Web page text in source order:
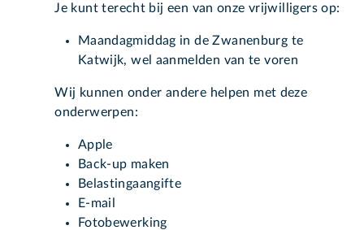
Je kunt terecht bij een van onze vrijwilligers op:
Maandagmiddag in de Zwanenburg te
Katwijk, wel aanmelden van te voren
Wij kunnen onder andere helpen met deze
onderwerpen:
Apple
Back-up maken
Belastingaangifte
E-mail
Fotobewerking